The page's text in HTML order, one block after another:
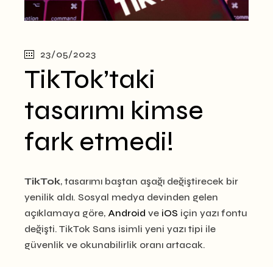
23/05/2023
TikTok’taki
tasarımı kimse
fark etmedi!
TikTok, tasarımı baştan aşağı değiştirecek bir
yenilik aldı. Sosyal medya devinden gelen
açıklamaya göre, Android ve iOS için yazı fontu
değişti. TikTok Sans isimli yeni yazı tipi ile
güvenlik ve okunabilirlik oranı artacak.